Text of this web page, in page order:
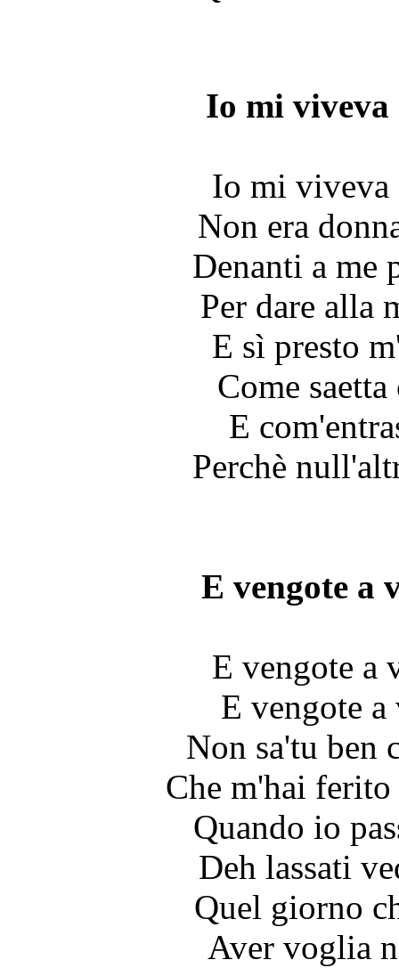
Io mi viveva
Io mi viveva
Non era
Denanti a me
Per dare alla
E sì presto
Come
E
Perchè
E vengote a
E vengote a
E vengote a
Non sa'tu ben
Che m'hai
Quando io
Deh lassati
Quel giorno
Aver voglia